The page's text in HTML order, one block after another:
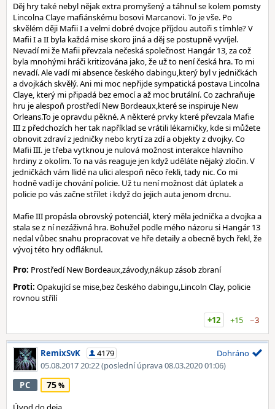
Děj hry také nebyl nějak extra promyšený a táhnul se kolem pomsty
Lincolna Claye mafiánskému bosovi Marcanovi. To je vše. Po
skvělém ději Mafii I a velmi dobré dvojce příjdou autoři s tímhle? V
Mafii I a II byla každá mise skoro jiná a děj se postupně vyvíjel.
Nevadí mi že Mafii převzala nečeská společnost Hangár 13, za což
byla mnohými hráči kritizována jako, že už to není česká hra. To mi
nevadí. Ale vadí mi absence českého dabingu,který byl v jedničkách
a dvojkách skvělý. Ani mi moc nepřijde sympatická postava Lincolna
Claye, který mi připadá bez emocí a až moc brutální. Co zachraňuje
hru je alespoň prostředí New Bordeaux,které se inspiruje New
Orleans.To je opravdu pěkné. A některé prvky které převzala Mafie
III z předchozích her tak například se vrátili lékarničky, kde si můžete
obnovit zdraví z jedničky nebo krytí za zdí a objekty z dvojky. Co
Mafii III. je třeba vytknou je nulová možnost interakce hlavního
hrdiny z okolím. To na vás reaguje jen když uděláte nějaký zločin. V
jedničkách vám llidé na ulici alespoň něco řekli, tady nic. Co mi
hodně vadí je chování policie. Už tu není možnost dát úplatek a
policie po vás začne střílet i když do jejich auta jenom drcnu.
Mafie III propásla obrovský potenciál, který měla jednička a dvojka a
stala se z ní nezáživná hra. Bohužel podle mého názoru si Hangár 13
nedal vůbec snahu propracovat ve hře detaily a obecně bych řekl, že
vývoj této hry odfláknul.
Pro: Prostředí New Bordeaux,závody,nákup zásob zbraní
Proti: Opakující se mise,bez českého dabingu,Lincoln Clay, policie
rovnou střílí
+12
+15 −3
RemixSvK
4179
05.08.2017 20:22(poslední úprava 08.03.2020 01:06)
Dohráno
PC 75